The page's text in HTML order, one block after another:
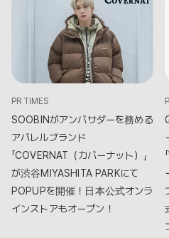
PR TIMES
SOOBINがアンバサダーを務める
アパレルブランド
「COVERNAT（カバーナット）」
が渋谷MIYASHITA PARKにて
POPUPを開催！日本公式オンラ
インストアもオープン！